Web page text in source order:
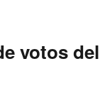
votos